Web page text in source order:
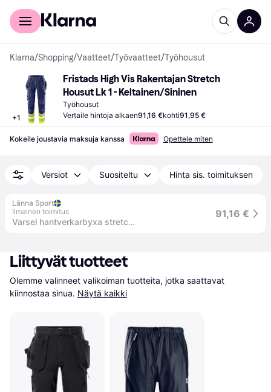
Kuluttajille
Klarna/Shopping/Vaatteet/Työvaatteet/Työhousut
+1
Fristads High Vis Rakentajan Stretch
Housut Lk 1 - Keltainen/Sininen
Työhousut
Vertaile hintoja alkaen91,16 €kohti91,95 €
Kokeile joustavia maksuja kanssa Opettele miten
Versiot Suositeltu Hinta sis. toimituksen
Länna Sport
Ilmainen toimitus
Varsel hantverkarbyxa stretch 2608 FASG, klass 1, D100, VARSELGUL/MARINBLÅ
91,16 €
Liittyvät tuotteet
Olemme valinneet valikoiman tuotteita, jotka saattavat
kiinnostaa sinua. Näytä kaikki